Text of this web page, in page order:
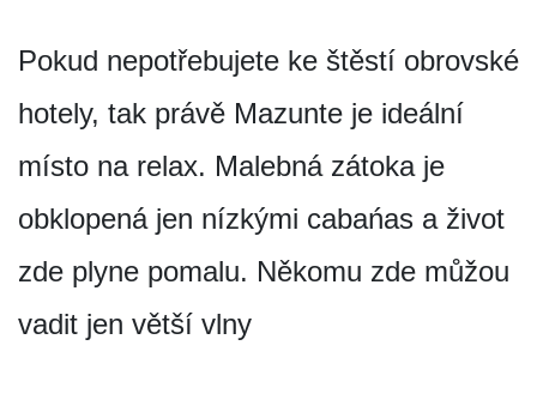
Pokud nepotřebujete ke štěstí obrovské
hotely, tak právě Mazunte je ideální
místo na relax. Malebná zátoka je
obklopená jen nízkými cabańas a život
zde plyne pomalu. Někomu zde můžou
vadit jen větší vlny